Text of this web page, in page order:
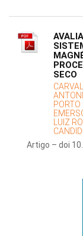
SECO
PORTO
LUIZ
Artigo – doi